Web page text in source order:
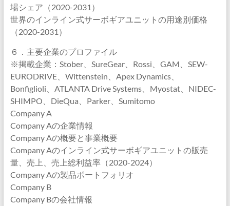
場シェア（2020-2031）
世界のインライン式サーボギアユニットの用途別価格
（2020-2031）
６．主要企業のプロファイル
※掲載企業：Stober、SureGear、Rossi、GAM、SEW-
EURODRIVE、Wittenstein、Apex Dynamics、
Bonfiglioli、ATLANTA Drive Systems、Myostat、NIDEC-
SHIMPO、DieQua、Parker、Sumitomo
Company A
Company Aの企業情報
Company Aの概要と事業概要
Company Aのインライン式サーボギアユニットの販売
量、売上、売上総利益率（2020-2024）
Company Aの製品ポートフォリオ
Company B
Company Bの会社情報